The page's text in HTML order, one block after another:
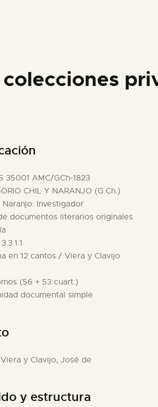
35001 AMC/GCh-1823
CHIL Y NARANJO (G.Ch.)
Investigador
documentos literarios originales
en 12 cantos / Viera y Clavijo
(56 + 53 cuart.)
documental simple
y Clavijo, José de
y estructura